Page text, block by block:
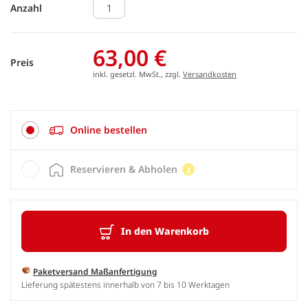
Anzahl
Preis 63,00 €
inkl. gesetzl. MwSt., zzgl. Versandkosten
Online bestellen
In den Warenkorb
Paketversand Maßanfertigung
Lieferung spätestens innerhalb von 7 bis 10 Werktagen
Reservieren & Abholen